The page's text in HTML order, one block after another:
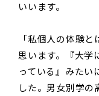
いいます。
「私個人の体験
思います。『大学
っている』みたい
した。男女別学の